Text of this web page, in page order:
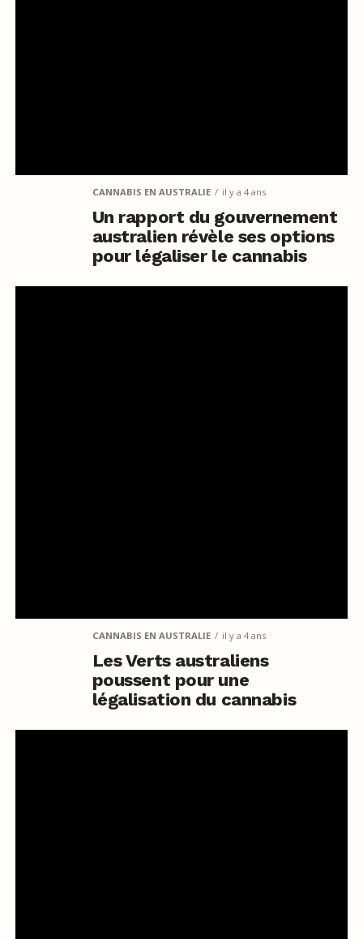
CANNABIS EN AUSTRALIE il y a 4 ans
Un rapport du gouvernement
australien révèle ses options
pour légaliser le cannabis
CANNABIS EN AUSTRALIE il y a 4 ans
Les Verts australiens
poussent pour une
légalisation du cannabis